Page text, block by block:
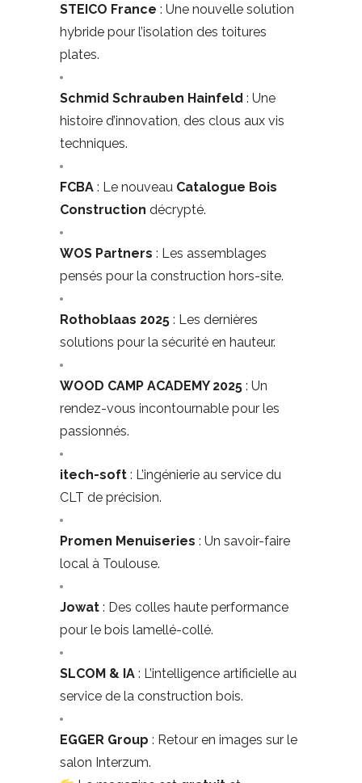
STEICO France : Une nouvelle solution
hybride pour l’isolation des toitures
plates.
Schmid Schrauben Hainfeld : Une
histoire d’innovation, des clous aux vis
techniques.
FCBA : Le nouveau Catalogue Bois
Construction décrypté.
WOS Partners : Les assemblages
pensés pour la construction hors-site.
Rothoblaas 2025 : Les dernières
solutions pour la sécurité en hauteur.
WOOD CAMP ACADEMY 2025 : Un
rendez-vous incontournable pour les
passionnés.
itech-soft : L’ingénierie au service du
CLT de précision.
Promen Menuiseries : Un savoir-faire
local à Toulouse.
Jowat : Des colles haute performance
pour le bois lamellé-collé.
SLCOM & IA : L’intelligence artificielle au
service de la construction bois.
EGGER Group : Retour en images sur le
salon Interzum.